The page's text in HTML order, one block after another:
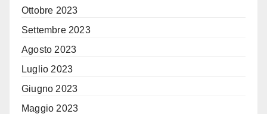
Ottobre 2023
Settembre 2023
Agosto 2023
Luglio 2023
Giugno 2023
Maggio 2023